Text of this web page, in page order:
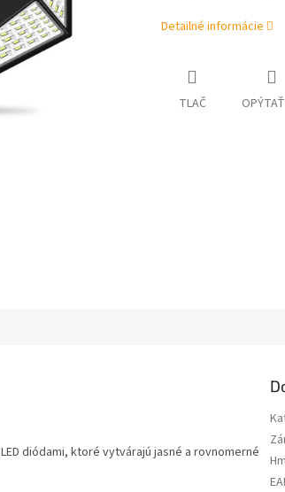
Detailné informácie
TLAČ
LED diódami, ktoré vytvárajú jasné a rovnomerné